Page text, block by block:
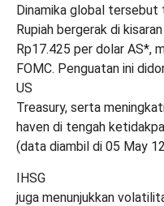
Dinamika global tersebut
Rupiah bergerak di
Rp17.425 per dolar AS*,
FOMC. Penguatan ini
US
Treasury, serta
haven di tengah
(data diambil di 05 May
IHSG
juga menunjukkan